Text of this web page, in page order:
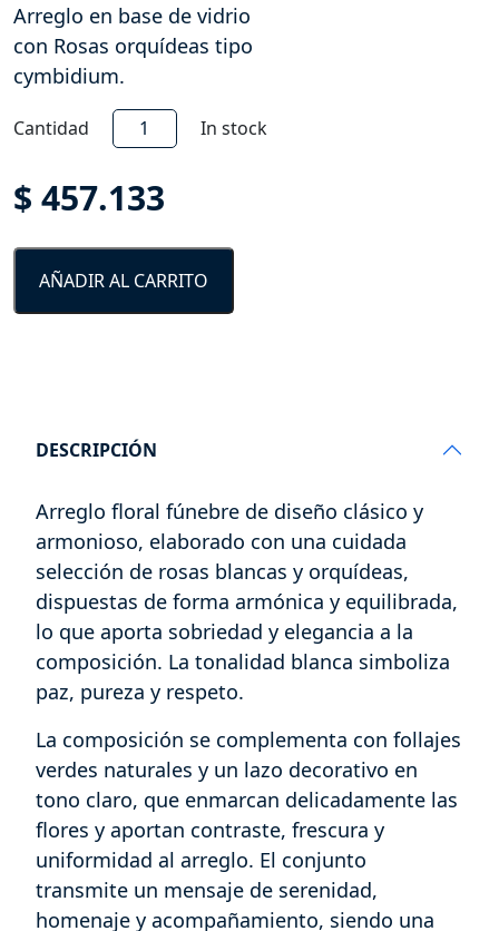
Arreglo en base de vidrio
con Rosas orquídeas tipo
cymbidium.
Cantidad
Fundamento
de
-
3
cantidad
In stock
$ 457.133
AÑADIR AL CARRITO
DESCRIPCIÓN
Arreglo floral fúnebre de diseño clásico y
armonioso, elaborado con una cuidada
selección de rosas blancas y orquídeas,
dispuestas de forma armónica y equilibrada,
lo que aporta sobriedad y elegancia a la
composición. La tonalidad blanca simboliza
paz, pureza y respeto.
La composición se complementa con follajes
verdes naturales y un lazo decorativo en
tono claro, que enmarcan delicadamente las
flores y aportan contraste, frescura y
uniformidad al arreglo. El conjunto
transmite un mensaje de serenidad,
homenaje y acompañamiento, siendo una